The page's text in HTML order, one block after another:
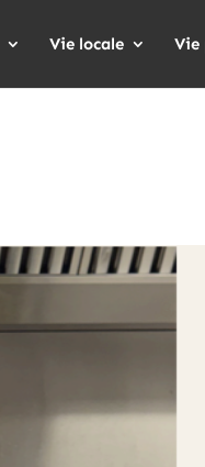
Vie locale Vie